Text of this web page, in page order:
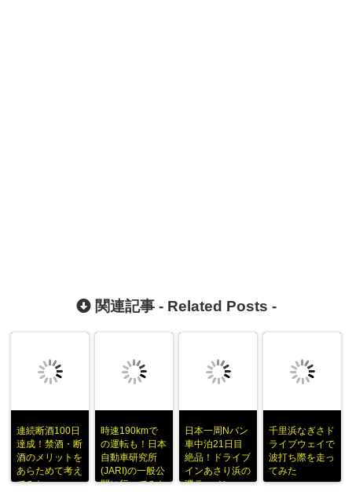
関連記事 - Related Posts -
連続断酒100日
達成！禁酒・断
酒のメリットを
あらためて考え
てみた
時速190kmで
の運転も！日本
自動車研究所
(JARI)の一般公
開に行ってみた
日本一周Nバン
車中泊21日目
絶品！ドライブ
インあさり浜の
磯ラーメン
千里浜なぎさド
ライブウェイで
波打ち際を走っ
てみた